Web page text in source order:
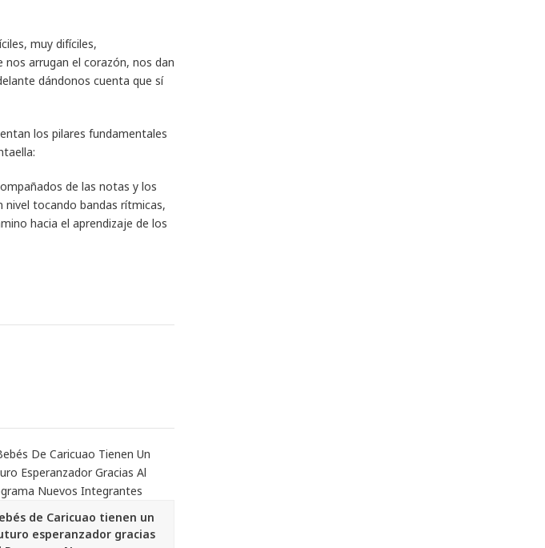
muy difíciles,
arrugan el corazón, nos dan
dándonos cuenta que sí
los pilares fundamentales
de las notas y los
nivel tocando bandas rítmicas,
hacia el aprendizaje de los
de Caricuao tienen un
esperanzador gracias